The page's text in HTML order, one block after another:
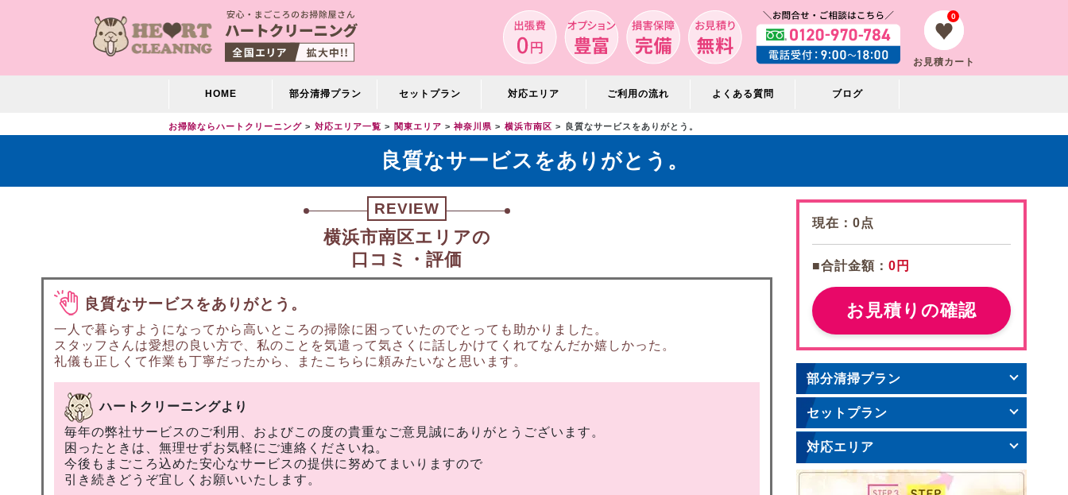
0
お見積カート
HOME 部分清掃プラン セットプラン 対応エリア ご利用の流れ よくある質問 ブログ
お掃除ならハートクリーニング 対応エリア一覧 関東エリア 神奈川県 横浜市南区 良質なサービスをありがとう。
良質なサービスをありがとう。
REVIEW
横浜市南区エリアの
口コミ・評価
良質なサービスをありがとう。
一人で暮らすようになってから高いところの掃除に困っていたのでとっても助かりました。
スタッフさんは愛想の良い方で、私のことを気遣って気さくに話しかけてくれてなんだか嬉しかった。
礼儀も正しくて作業も丁寧だったから、またこちらに頼みたいなと思います。
ハートクリーニングより
毎年の弊社サービスのご利用、およびこの度の貴重なご意見誠にありがとうございます。
困ったときは、無理せずお気軽にご連絡くださいね。
今後もまごころ込めた安心なサービスの提供に努めてまいりますので
引き続きどうぞ宜しくお願いいたします。
現在： 0点
■合計金額： 0円
お見積りの確認
部分清掃プラン
セットプラン
対応エリア